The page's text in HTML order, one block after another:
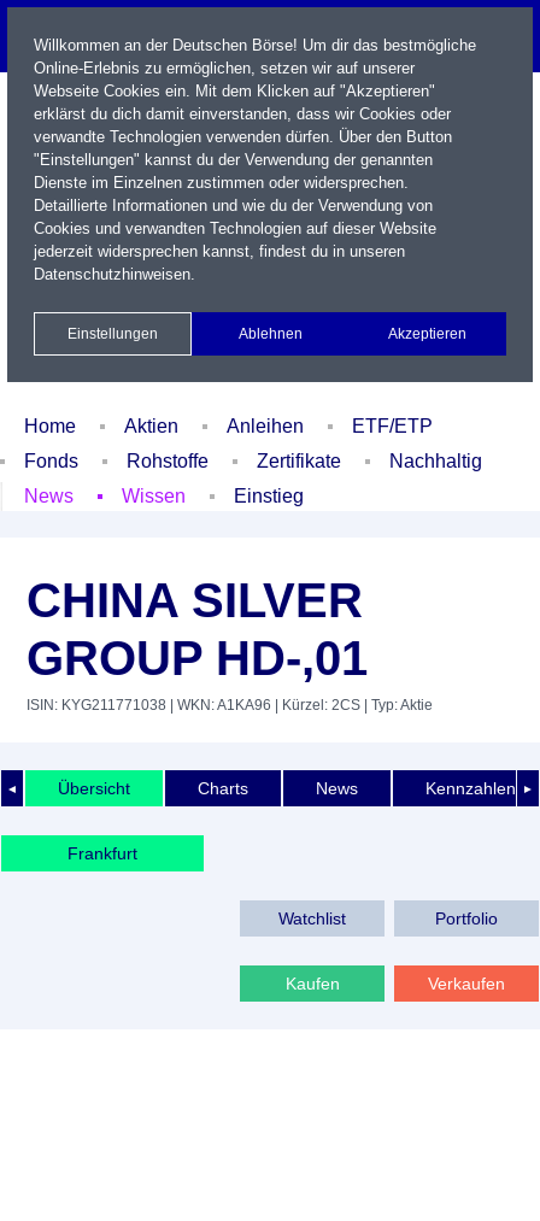
Name / WKN / ISIN / Kürzel
Xetra Realtime
Watchlist Portfolio Login
Home Aktien Anleihen
ETF/ETP
Fonds
Rohstoffe Zertifikate
Nachhaltig
News
Wissen Einstieg
CHINA SILVER
GROUP HD-,01
ISIN: KYG211771038 | WKN: A1KA96 | Kürzel: 2CS | Typ: Aktie
◄ ►
Übersicht Charts News Kennzahlen
Frankfurt
Watchlist Portfolio
Kaufen Verkaufen
Willkommen an der Deutschen Börse! Um dir das bestmögliche
Online-Erlebnis zu ermöglichen, setzen wir auf unserer
Webseite Cookies ein. Mit dem Klicken auf "Akzeptieren"
erklärst du dich damit einverstanden, dass wir Cookies oder
verwandte Technologien verwenden dürfen. Über den Button
"Einstellungen" kannst du der Verwendung der genannten
Dienste im Einzelnen zustimmen oder widersprechen.
Detaillierte Informationen und wie du der Verwendung von
Cookies und verwandten Technologien auf dieser Website
jederzeit widersprechen kannst, findest du in unseren
Datenschutzhinweisen.
Einstellungen Ablehnen Akzeptieren